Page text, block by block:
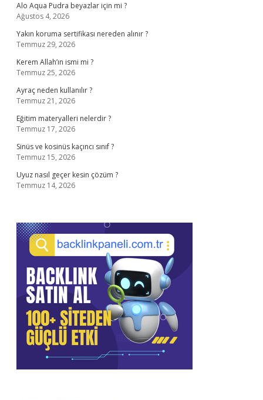
Alo Aqua Pudra beyazlar için mi ?
Ağustos 4, 2026
Yakın koruma sertifikası nereden alınır ?
Temmuz 29, 2026
Kerem Allah’ın ismi mi ?
Temmuz 25, 2026
Ayraç neden kullanılır ?
Temmuz 21, 2026
Eğitim materyalleri nelerdir ?
Temmuz 17, 2026
Sinüs ve kosinüs kaçıncı sınıf ?
Temmuz 15, 2026
Uyuz nasıl geçer kesin çözüm ?
Temmuz 14, 2026